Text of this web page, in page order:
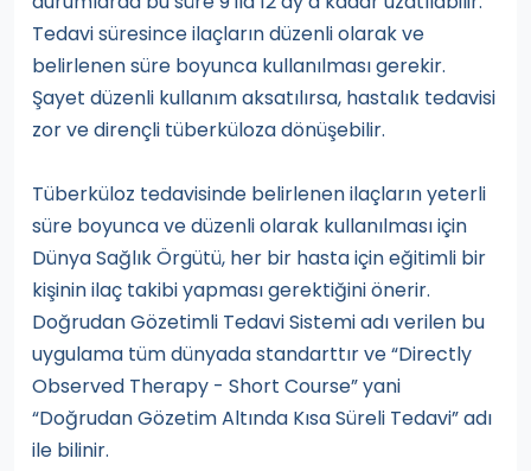
Tedavi süresince ilaçların düzenli olarak ve
belirlenen süre boyunca kullanılması gerekir.
Şayet düzenli kullanım aksatılırsa, hastalık tedavisi
zor ve dirençli tüberküloza dönüşebilir.
Tüberküloz tedavisinde belirlenen ilaçların yeterli
süre boyunca ve düzenli olarak kullanılması için
Dünya Sağlık Örgütü, her bir hasta için eğitimli bir
kişinin ilaç takibi yapması gerektiğini önerir.
Doğrudan Gözetimli Tedavi Sistemi adı verilen bu
uygulama tüm dünyada standarttır ve “Directly
Observed Therapy - Short Course” yani
“Doğrudan Gözetim Altında Kısa Süreli Tedavi” adı
ile bilinir.